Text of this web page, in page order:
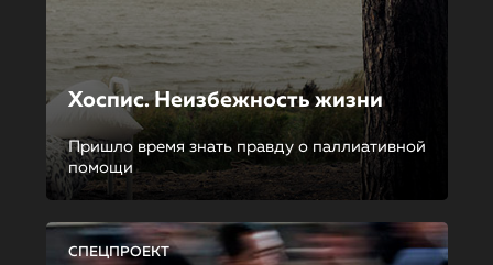
Хоспис. Неизбежность жизни
Пришло время знать правду о паллиативной
помощи
СПЕЦПРОЕКТ